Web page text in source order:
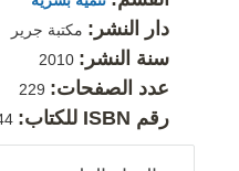
دار النشر: مكتبة جرير
سنة النشر:
عدد الصفحات:
رقم ISBN للكتاب: